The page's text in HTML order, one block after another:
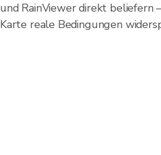
und RainViewer direkt
Karte reale Bedingungen